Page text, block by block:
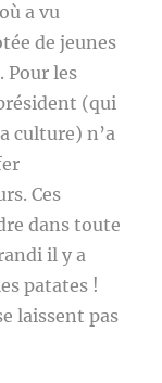
a vu
de jeunes
Pour les
(qui
culture) n’a
Ces
dans toute
il y a
patates !
laissent pas